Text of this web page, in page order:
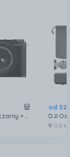
Fujifilm X-M5 czarny + XC 15-45mm f/3.5-5.6 OIS PZ
od 525
DJI
0,8